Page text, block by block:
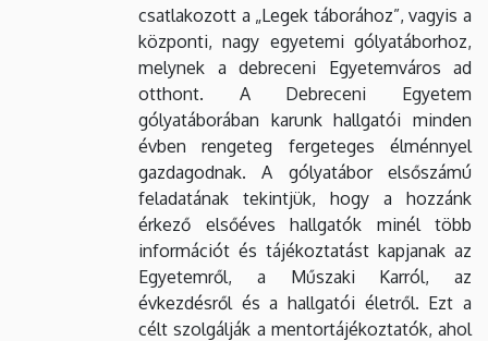
csatlakozott a „Legek táborához”, vagyis a
központi, nagy egyetemi gólyatáborhoz,
melynek a debreceni Egyetemváros ad
otthont. A Debreceni Egyetem
gólyatáborában karunk hallgatói minden
évben rengeteg fergeteges élménnyel
gazdagodnak. A gólyatábor elsőszámú
feladatának tekintjük, hogy a hozzánk
érkező elsőéves hallgatók minél több
információt és tájékoztatást kapjanak az
Egyetemről, a Műszaki Karról, az
évkezdésről és a hallgatói életről. Ezt a
célt szolgálják a mentortájékoztatók, ahol